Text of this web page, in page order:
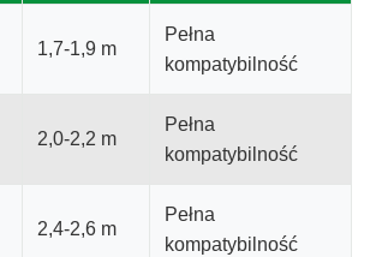
1,7-1,9 m
Pełna
kompatybilność
2,0-2,2 m
Pełna
kompatybilność
2,4-2,6 m
Pełna
kompatybilność